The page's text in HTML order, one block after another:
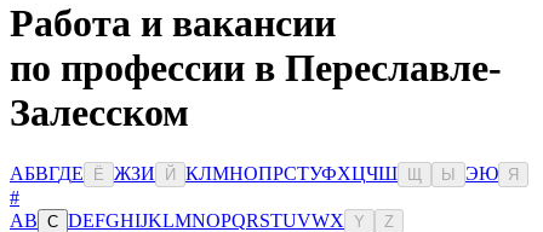
Работа и вакансии
по профессии в Переславле-
Залесском
АБВГДЕ Ё ЖЗИ Й КЛМНОПРСТУФХЦЧШ Ы ЭЮ Я
#
AB C DEFGHIJKLMNOPQRSTUVWX Y Z